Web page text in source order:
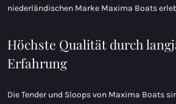
niederländischen Marke Maxima Boats
Höchste Qualität durch
Erfahrung
Die Tender und Sloops von Maxima Boats